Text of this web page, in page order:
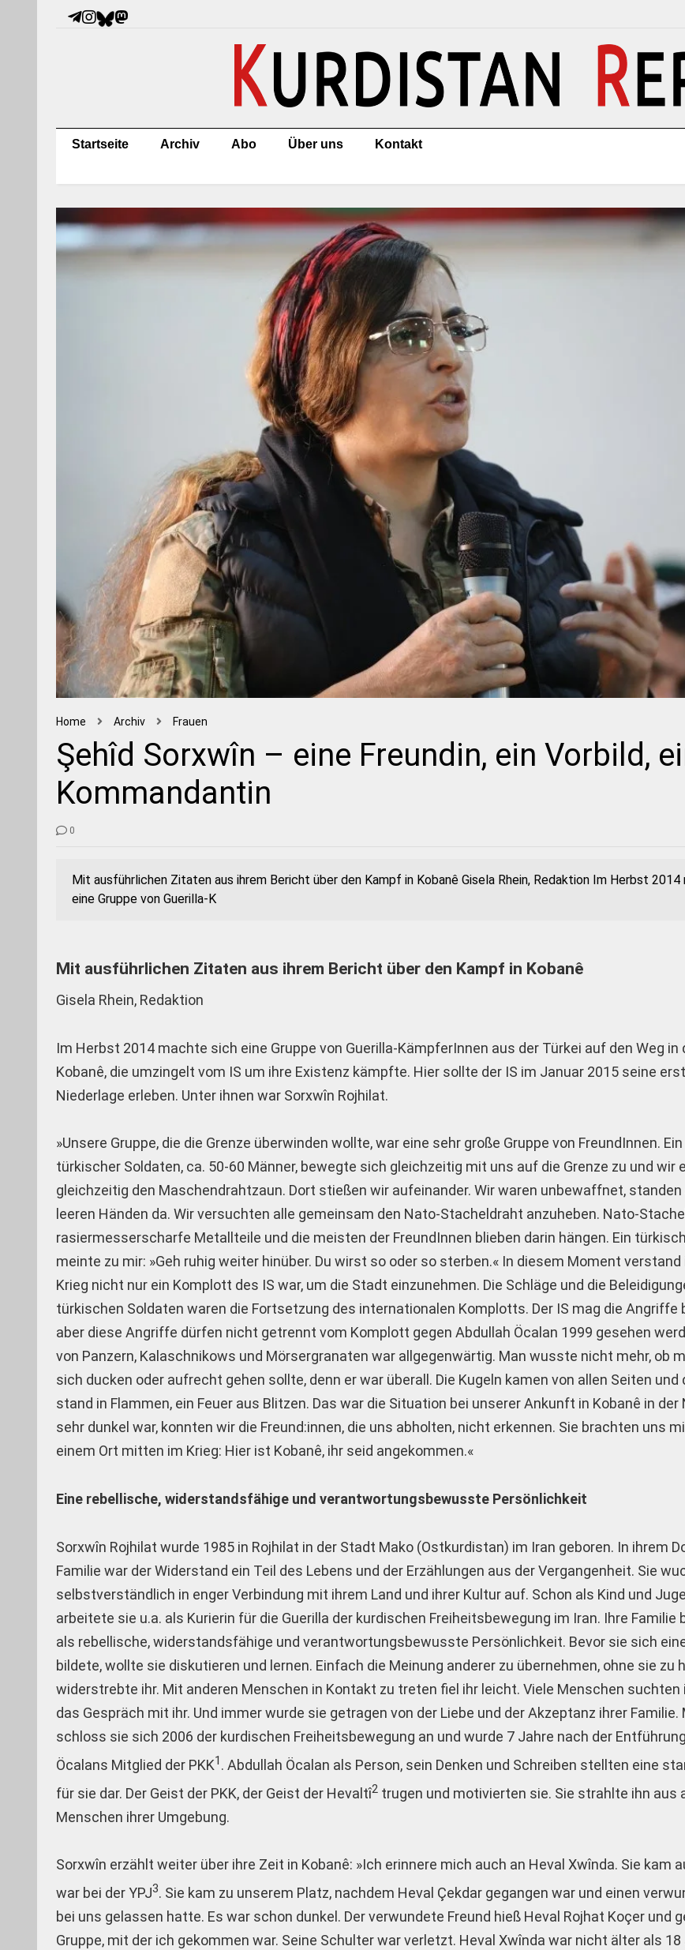
Startseite Archiv Abo Über uns Kontakt
Home Archiv Frauen
Şehîd Sorxwîn – eine Freundin, ein Vorbild,
Kommandantin
0
Mit ausführlichen Zitaten aus ihrem Bericht über den Kampf in Kobanê Gisela Rhein, Redaktion Im Herbst
eine Gruppe von Guerilla-K
Mit ausführlichen Zitaten aus ihrem Bericht über den Kampf in Kobanê
Gisela Rhein, Redaktion
Im Herbst 2014 machte sich eine Gruppe von Guerilla-KämpferInnen aus der Türkei auf den Weg in
Kobanê, die umzingelt vom IS um ihre Existenz kämpfte. Hier sollte der IS im Januar 2015 seine
Niederlage erleben. Unter ihnen war Sorxwîn Rojhilat.
»Unsere Gruppe, die die Grenze überwinden wollte, war eine sehr große Gruppe von FreundInnen.
türkischer Soldaten, ca. 50-60 Männer, bewegte sich gleichzeitig mit uns auf die Grenze zu und wir
gleichzeitig den Maschendrahtzaun. Dort stießen wir aufeinander. Wir waren unbewaffnet,
leeren Händen da. Wir versuchten alle gemeinsam den Nato-Stacheldraht anzuheben. Nato-
rasiermesserscharfe Metallteile und die meisten der FreundInnen blieben darin hängen. Ein
meinte zu mir: »Geh ruhig weiter hinüber. Du wirst so oder so sterben.« In diesem Moment
Krieg nicht nur ein Komplott des IS war, um die Stadt einzunehmen. Die Schläge und die
türkischen Soldaten waren die Fortsetzung des internationalen Komplotts. Der IS mag die Angriffe
aber diese Angriffe dürfen nicht getrennt vom Komplott gegen Abdullah Öcalan 1999 gesehen
von Panzern, Kalaschnikows und Mörsergranaten war allgegenwärtig. Man wusste nicht mehr, ob
sich ducken oder aufrecht gehen sollte, denn er war überall. Die Kugeln kamen von allen Seiten und
stand in Flammen, ein Feuer aus Blitzen. Das war die Situation bei unserer Ankunft in Kobanê in der
sehr dunkel war, konnten wir die Freund:innen, die uns abholten, nicht erkennen. Sie brachten uns
einem Ort mitten im Krieg: Hier ist Kobanê, ihr seid angekommen.«
Eine rebellische, widerstandsfähige und verantwortungsbewusste Persönlichkeit
Sorxwîn Rojhilat wurde 1985 in Rojhilat in der Stadt Mako (Ostkurdistan) im Iran geboren. In ihrem
Familie war der Widerstand ein Teil des Lebens und der Erzählungen aus der Vergangenheit. Sie
selbstverständlich in enger Verbindung mit ihrem Land und ihrer Kultur auf. Schon als Kind und
arbeitete sie u.a. als Kurierin für die Guerilla der kurdischen Freiheitsbewegung im Iran. Ihre Familie
als rebellische, widerstandsfähige und verantwortungsbewusste Persönlichkeit. Bevor sie sich
bildete, wollte sie diskutieren und lernen. Einfach die Meinung anderer zu übernehmen, ohne sie zu
widerstrebte ihr. Mit anderen Menschen in Kontakt zu treten fiel ihr leicht. Viele Menschen suchten
das Gespräch mit ihr. Und immer wurde sie getragen von der Liebe und der Akzeptanz ihrer Familie.
schloss sie sich 2006 der kurdischen Freiheitsbewegung an und wurde 7 Jahre nach der
Öcalans Mitglied der PKK1 . Abdullah Öcalan als Person, sein Denken und Schreiben stellten eine
für sie dar. Der Geist der PKK, der Geist der Hevaltî2 trugen und motivierten sie. Sie strahlte ihn aus
Menschen ihrer Umgebung.
Sorxwîn erzählt weiter über ihre Zeit in Kobanê: »Ich erinnere mich auch an Heval Xwînda. Sie kam
war bei der YPJ3. Sie kam zu unserem Platz, nachdem Heval Çekdar gegangen war und einen
bei uns gelassen hatte. Es war schon dunkel. Der verwundete Freund hieß Heval Rojhat Koçer und
Gruppe, mit der ich gekommen war. Seine Schulter war verletzt. Heval Xwînda war nicht älter als 18